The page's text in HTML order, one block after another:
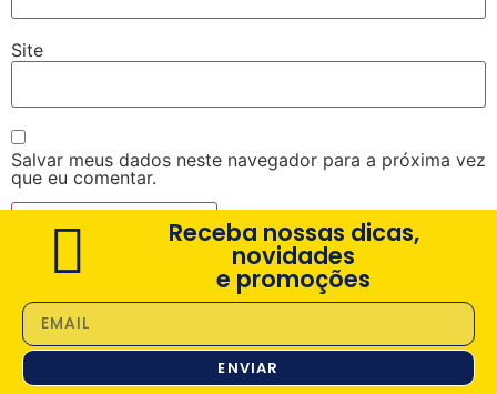
Site
Salvar meus dados neste navegador para a próxima vez
que eu comentar.
Receba nossas dicas,
novidades
e promoções
ENVIAR